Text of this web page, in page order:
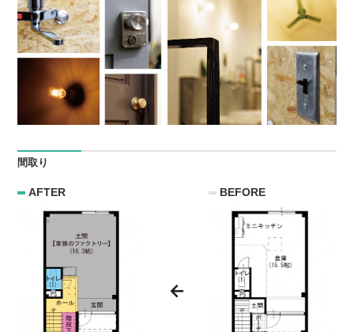
間取り
BEFORE
AFTER